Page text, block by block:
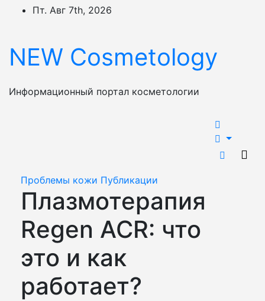
ПерейтиПт. Авг 7th, 2026
NEW Cosmetology
Информационный портал косметологии
Проблемы кожи Публикации
Плазмотерапия
Regen ACR: что
это и как
работает?